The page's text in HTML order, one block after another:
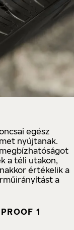
egész
nyújtanak.
a téli utakon,
értékelik a
a
1